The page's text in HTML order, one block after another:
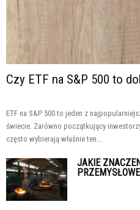
Czy ETF na S&P 500 to
ETF na S&P 500 to jeden z
świecie. Zarówno początkujący
często wybierają właśnie ten...
JAKIE